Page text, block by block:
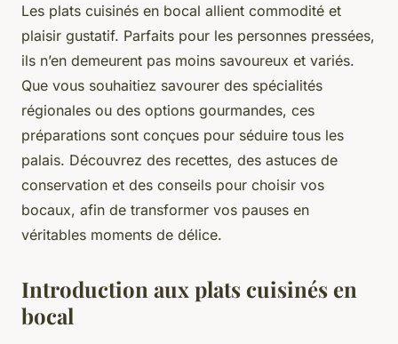
Les plats cuisinés en bocal allient commodité et
plaisir gustatif. Parfaits pour les personnes pressées,
ils n’en demeurent pas moins savoureux et variés.
Que vous souhaitiez savourer des spécialités
régionales ou des options gourmandes, ces
préparations sont conçues pour séduire tous les
palais. Découvrez des recettes, des astuces de
conservation et des conseils pour choisir vos
bocaux, afin de transformer vos pauses en
véritables moments de délice.
Introduction aux plats cuisinés en
bocal